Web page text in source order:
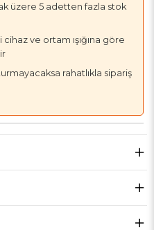
üzere 5 adetten fazla stok
ve ortam ışığına göre
rahatlıkla sipariş